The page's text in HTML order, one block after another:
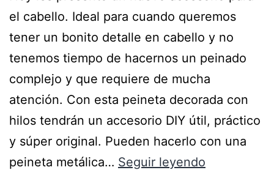
el cabello. Ideal para cuando queremos
tener un bonito detalle en cabello y no
tenemos tiempo de hacernos un peinado
complejo y que requiere de mucha
atención. Con esta peineta decorada con
hilos tendrán un accesorio DIY útil, práctico
y súper original. Pueden hacerlo con una
peineta metálica… Seguir leyendo